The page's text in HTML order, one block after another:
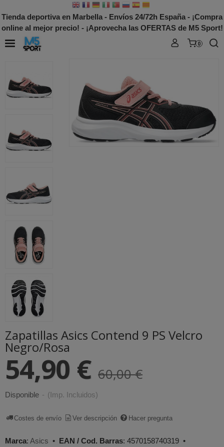
Tienda deportiva en Marbella - Envíos 24/72h España - ¡Compra
online al mejor precio! - ¡Aprovecha las OFERTAS de M5 Sport!
0
Zapatillas Asics Contend 9 PS Velcro
Negro/Rosa
54,90 € 60,00 €
Disponible - (Imp. Incluidos)
Costes de envío Ver descripción Hacer pregunta
Marca: Asics • EAN / Cod. Barras: 4570158740319 •